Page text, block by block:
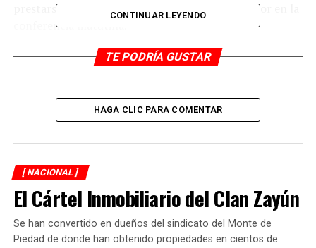
prestarse a esas campañas”, señaló López Obrador en la
conferencia matutina.
El presidente de México enfocó su crítica en los
organismo señaló que el gasto para acabar con su
construcción fue más de 200 por ciento mayor al
estimado inicialmente por el Gobierno.
“Ayer veía yo a un articulista conservador hablando de
lo del aeropuerto (NAIM) de que había costado no
hacerlo 300 mil millones de pesos, tomando como base
lo que dijo la auditoria. Me gustaría que ellos aclararan
todo ese dato que esta mal, es exagerado”, agregó el
CONTINUAR LEYENDO
TE PODRÍA GUSTAR
HAGA CLIC PARA COMENTAR
[ NACIONAL ]
El Cártel Inmobiliario del Clan Zayún
Se han convertido en dueños del sindicato del Monte de
Piedad de donde han obtenido propiedades en cientos de